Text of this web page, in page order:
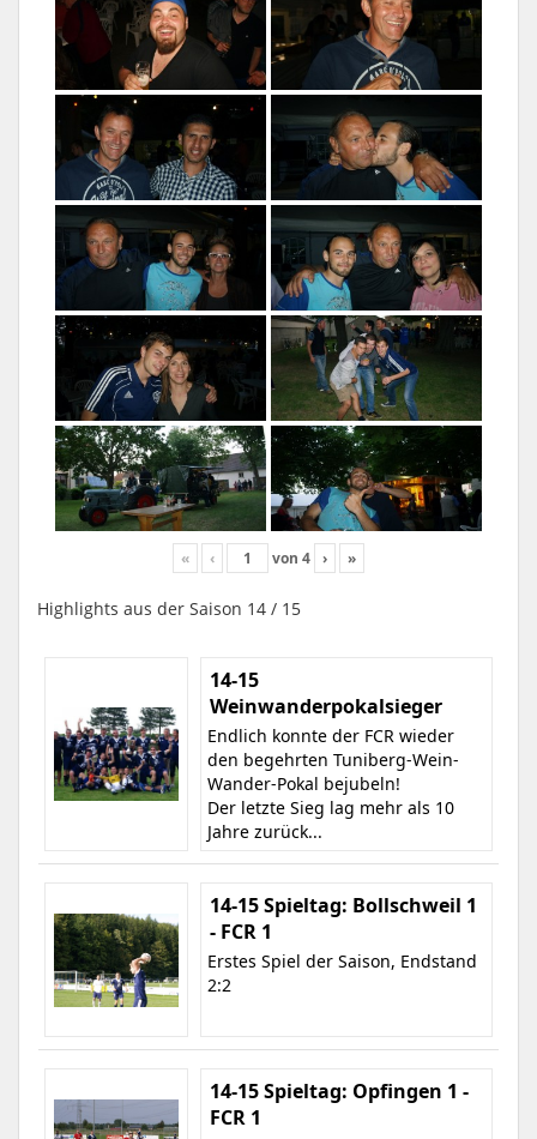
« ‹ von 4 › »
Highlights aus der Saison 14 / 15
14-15
Weinwanderpokalsieger
Endlich konnte der FCR wieder
den begehrten Tuniberg-Wein-
Wander-Pokal bejubeln!
Der letzte Sieg lag mehr als 10
Jahre zurück...
14-15 Spieltag: Bollschweil 1
- FCR 1
Erstes Spiel der Saison, Endstand
2:2
14-15 Spieltag: Opfingen 1 -
FCR 1